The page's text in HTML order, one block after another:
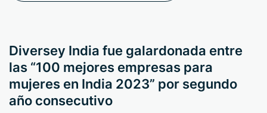
Diversey India fue galardonada entre
las “100 mejores empresas para
mujeres en India 2023” por segundo
año consecutivo